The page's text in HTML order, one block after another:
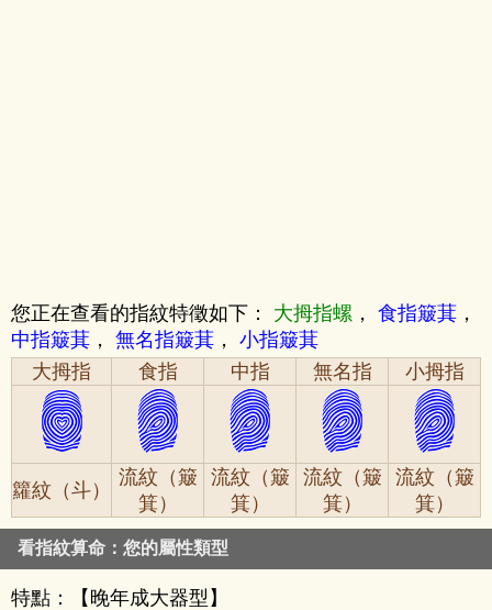
您正在查看的指紋特徵如下： 大拇指螺 ， 食指簸萁 ，
中指簸萁 ， 無名指簸萁 ， 小指簸萁
大拇指
食指 中指 無名指 小拇指
籮紋（斗）
流紋（簸
箕）
流紋（簸
箕）
流紋（簸
箕）
流紋（簸
箕）
看指紋算命：您的屬性類型
特點：【晚年成大器型】